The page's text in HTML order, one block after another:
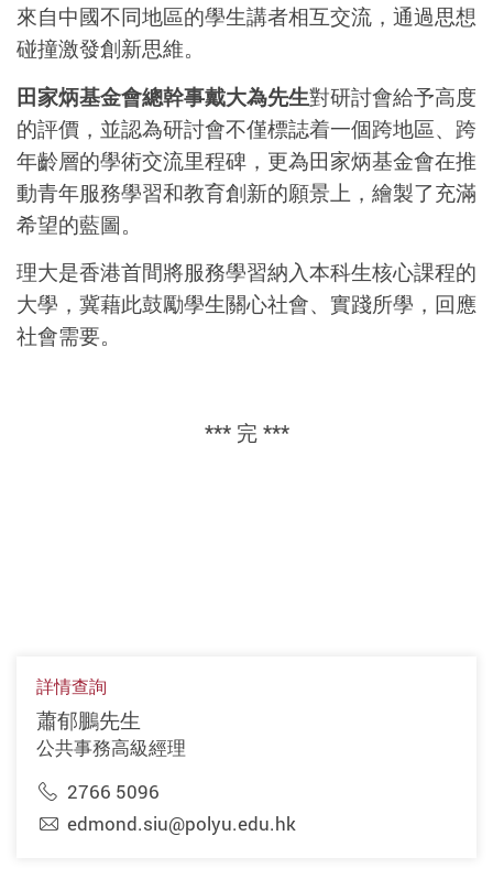
來自中國不同地區的學生講者相互交流，通過思想
碰撞激發創新思維。
田家炳基金會總幹事戴大為先生對研討會給予高度
的評價，並認為研討會不僅標誌着一個跨地區、跨
年齡層的學術交流里程碑，更為田家炳基金會在推
動青年服務學習和教育創新的願景上，繪製了充滿
希望的藍圖。
理大是香港首間將服務學習納入本科生核心課程的
大學，冀藉此鼓勵學生關心社會、實踐所學，回應
社會需要。
*** 完 ***
詳情查詢
蕭郁鵬先生
公共事務高級經理
2766 5096
edmond.siu@polyu.edu.hk